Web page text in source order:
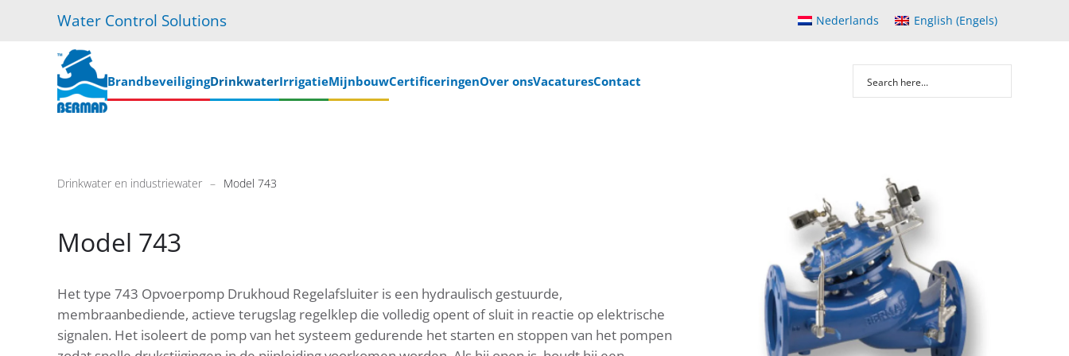
main
content
Water Control Solutions Nederlands English (Engels)
BrandbeveiligingDrinkwaterIrrigatieMijnbouwCertificeringenOver onsVacaturesContact
Drinkwater en industriewater Model 743
Model 743
Het type 743 Opvoerpomp Drukhoud Regelafsluiter is een hydraulisch gestuurde,
membraanbediende, actieve terugslag regelklep die volledig opent of sluit in reactie op elektrische
signalen. Het isoleert de pomp van het systeem gedurende het starten en stoppen van het pompen